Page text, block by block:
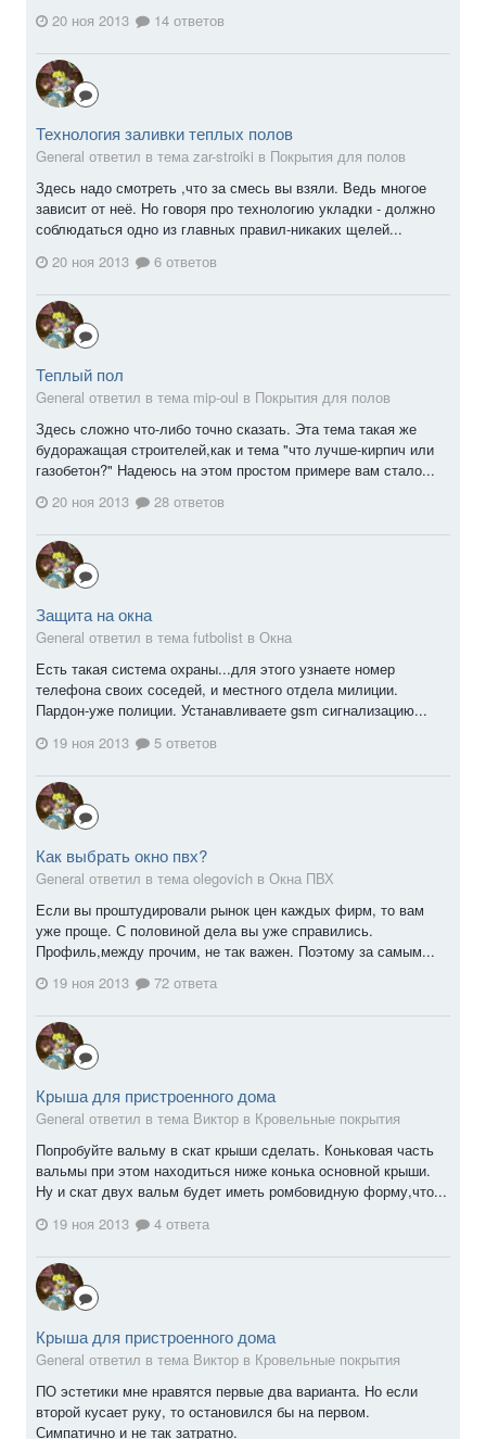
20 ноя 2013
14 ответов
Технология заливки теплых полов
General ответил в тема zar-stroiki в Покрытия для полов
Здесь надо смотреть ,что за смесь вы взяли. Ведь многое
зависит от неё. Но говоря про технологию укладки - должно
соблюдаться одно из главных правил-никаких щелей...
20 ноя 2013
6 ответов
Теплый пол
General ответил в тема mip-oul в Покрытия для полов
Здесь сложно что-либо точно сказать. Эта тема такая же
будоражащая строителей,как и тема "что лучше-кирпич или
газобетон?" Надеюсь на этом простом примере вам стало...
20 ноя 2013
28 ответов
Защита на окна
General ответил в тема futbolist в Окна
Есть такая система охраны...для этого узнаете номер
телефона своих соседей, и местного отдела милиции.
Пардон-уже полиции. Устанавливаете gsm сигнализацию...
19 ноя 2013
5 ответов
Как выбрать окно пвх?
General ответил в тема olegovich в Окна ПВХ
Если вы проштудировали рынок цен каждых фирм, то вам
уже проще. С половиной дела вы уже справились.
Профиль,между прочим, не так важен. Поэтому за самым...
19 ноя 2013
72 ответа
Крыша для пристроенного дома
General ответил в тема Виктор в Кровельные покрытия
Попробуйте вальму в скат крыши сделать. Коньковая часть
вальмы при этом находиться ниже конька основной крыши.
Ну и скат двух вальм будет иметь ромбовидную форму,что...
19 ноя 2013
4 ответа
Крыша для пристроенного дома
General ответил в тема Виктор в Кровельные покрытия
ПО эстетики мне нравятся первые два варианта. Но если
второй кусает руку, то остановился бы на первом.
Симпатично и не так затратно.